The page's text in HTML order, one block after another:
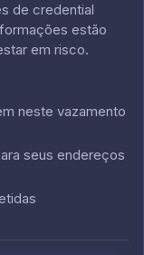
de credential
estão
em risco.
neste vazamento
seus endereços